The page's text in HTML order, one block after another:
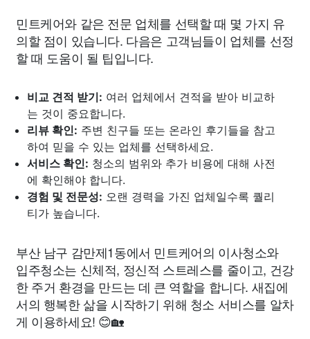
민트케어와 같은 전문 업체를 선택할 때 몇 가지 유
의할 점이 있습니다. 다음은 고객님들이 업체를 선정
할 때 도움이 될 팁입니다.
비교 견적 받기: 여러 업체에서 견적을 받아 비교하
는 것이 중요합니다.
리뷰 확인: 주변 친구들 또는 온라인 후기들을 참고
하여 믿을 수 있는 업체를 선택하세요.
서비스 확인: 청소의 범위와 추가 비용에 대해 사전
에 확인해야 합니다.
경험 및 전문성: 오랜 경력을 가진 업체일수록 퀄리
티가 높습니다.
부산 남구 감만제1동에서 민트케어의 이사청소와
입주청소는 신체적, 정신적 스트레스를 줄이고, 건강
한 주거 환경을 만드는 데 큰 역할을 합니다. 새집에
서의 행복한 삶을 시작하기 위해 청소 서비스를 알차
게 이용하세요! 😊🏡